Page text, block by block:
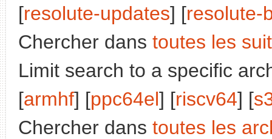
[resolute-updates] [resolute-
Chercher dans toutes les
Limit search to a specific
[armhf] [ppc64el] [riscv64] [
Chercher dans toutes les